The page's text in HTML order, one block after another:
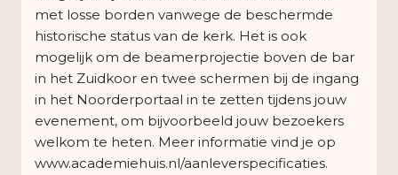
met losse borden vanwege de beschermde
historische status van de kerk. Het is ook
mogelijk om de beamerprojectie boven de bar
in het Zuidkoor en twee schermen bij de ingang
in het Noorderportaal in te zetten tijdens jouw
evenement, om bijvoorbeeld jouw bezoekers
welkom te heten. Meer informatie vind je op
www.academiehuis.nl/aanleverspecificaties.